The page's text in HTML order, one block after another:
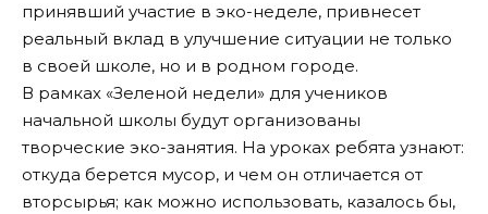
принявший участие в эко-неделе, привнесет
реальный вклад в улучшение ситуации не только
в своей школе, но и в родном городе.
В рамках «Зеленой недели» для учеников
начальной школы будут организованы
творческие эко-занятия. На уроках ребята узнают:
откуда берется мусор, и чем он отличается от
вторсырья; как можно использовать, казалось бы,